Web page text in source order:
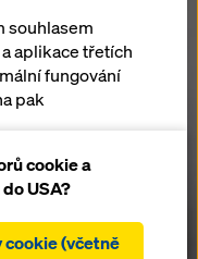
souhlasem
aplikace třetích
fungování
pak
cookie),
při
cookie a
USA?
(včetně